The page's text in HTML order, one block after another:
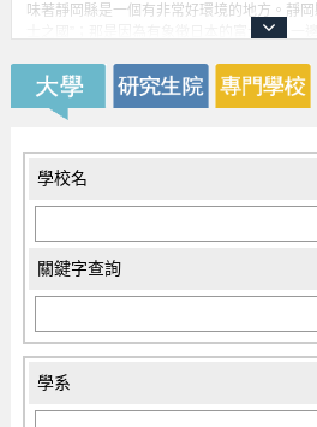
味著靜岡縣是一個有非常好環境的地方。靜
士之國”；那是因為有象徵日本的富士山。一
許多世界知名公司企業，所以這裡是一個留
學校名
關鍵字查詢
學系